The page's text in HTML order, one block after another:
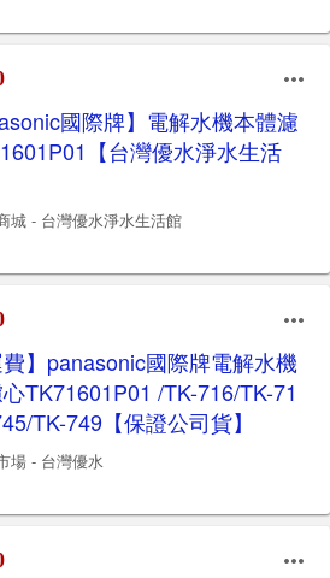
國際牌】電解水機本體濾
【台灣優水淨水生活
城 - 台灣優水淨水生活館
費】panasonic國際牌電解水機
TK71601P01 /TK-716/TK-71
TK-749【保證公司貨】
場 - 台灣優水